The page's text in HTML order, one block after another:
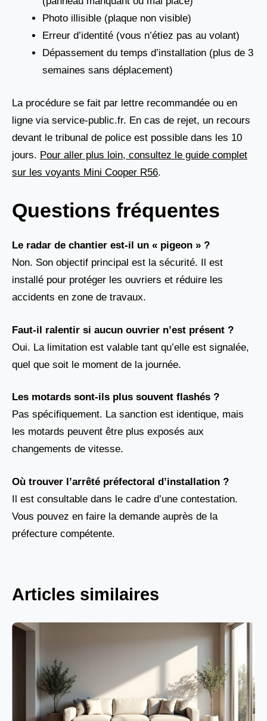
Photo illisible (plaque non visible)
Erreur d’identité (vous n’étiez pas au volant)
Dépassement du temps d’installation (plus de 3
semaines sans déplacement)
La procédure se fait par lettre recommandée ou en
ligne via service-public.fr. En cas de rejet, un recours
devant le tribunal de police est possible dans les 10
jours. Pour aller plus loin, consultez le guide complet
sur les voyants Mini Cooper R56.
Questions fréquentes
Le radar de chantier est-il un « pigeon » ?
Non. Son objectif principal est la sécurité. Il est
installé pour protéger les ouvriers et réduire les
accidents en zone de travaux.
Faut-il ralentir si aucun ouvrier n’est présent ?
Oui. La limitation est valable tant qu’elle est signalée,
quel que soit le moment de la journée.
Les motards sont-ils plus souvent flashés ?
Pas spécifiquement. La sanction est identique, mais
les motards peuvent être plus exposés aux
changements de vitesse.
Où trouver l’arrêté préfectoral d’installation ?
Il est consultable dans le cadre d’une contestation.
Vous pouvez en faire la demande auprès de la
préfecture compétente.
Articles similaires